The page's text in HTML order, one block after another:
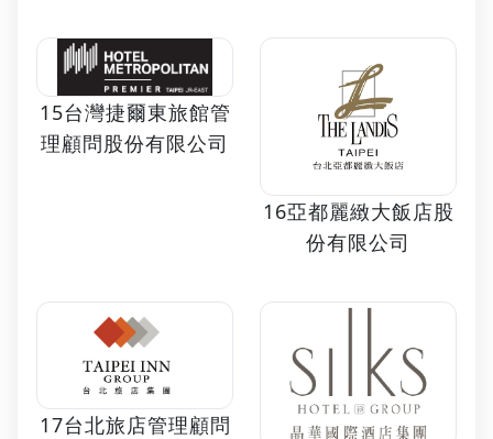
15台灣捷爾東旅館管
理顧問股份有限公司
16亞都麗緻大飯店股
份有限公司
17台北旅店管理顧問